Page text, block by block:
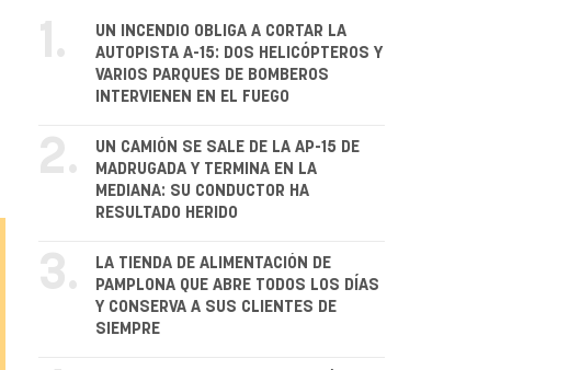
1.
UN INCENDIO OBLIGA A CORTAR LA
AUTOPISTA A-15: DOS HELICÓPTEROS Y
VARIOS PARQUES DE BOMBEROS
INTERVIENEN EN EL FUEGO
2.
UN CAMIÓN SE SALE DE LA AP-15 DE
MADRUGADA Y TERMINA EN LA
MEDIANA: SU CONDUCTOR HA
RESULTADO HERIDO
3.
LA TIENDA DE ALIMENTACIÓN DE
PAMPLONA QUE ABRE TODOS LOS DÍAS
Y CONSERVA A SUS CLIENTES DE
SIEMPRE